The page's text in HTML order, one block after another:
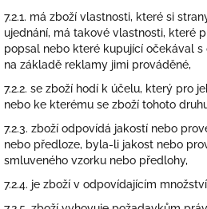
7.2.1. má zboží vlastnosti, které si
ujednání, má takové vlastnosti, které
popsal nebo které kupující očekával s
na základě reklamy jimi prováděné,
7.2.2. se zboží hodí k účelu, který pro
nebo ke kterému se zboží tohoto
7.2.3. zboží odpovídá jakostí nebo
nebo předloze, byla-li jakost nebo
smluveného vzorku nebo předlohy,
7.2.4. je zboží v odpovídajícím